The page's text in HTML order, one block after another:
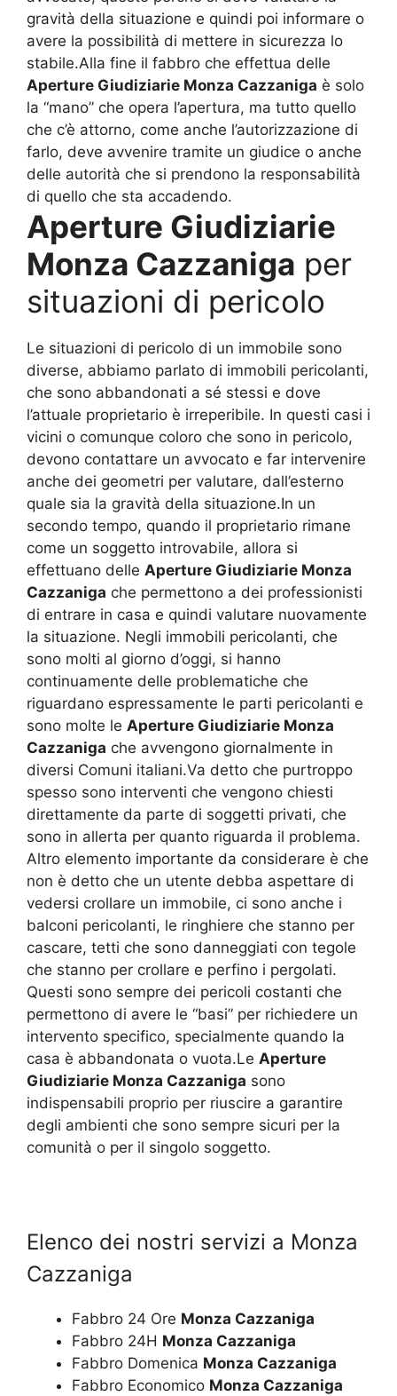
gravità della situazione e quindi poi informare o
avere la possibilità di mettere in sicurezza lo
stabile.Alla fine il fabbro che effettua delle
Aperture Giudiziarie Monza Cazzaniga è solo
la “mano” che opera l’apertura, ma tutto quello
che c’è attorno, come anche l’autorizzazione di
farlo, deve avvenire tramite un giudice o anche
delle autorità che si prendono la responsabilità
di quello che sta accadendo.
Aperture Giudiziarie
Monza Cazzaniga per
situazioni di pericolo
Le situazioni di pericolo di un immobile sono
diverse, abbiamo parlato di immobili pericolanti,
che sono abbandonati a sé stessi e dove
l’attuale proprietario è irreperibile. In questi casi i
vicini o comunque coloro che sono in pericolo,
devono contattare un avvocato e far intervenire
anche dei geometri per valutare, dall’esterno
quale sia la gravità della situazione.In un
secondo tempo, quando il proprietario rimane
come un soggetto introvabile, allora si
effettuano delle Aperture Giudiziarie Monza
Cazzaniga che permettono a dei professionisti
di entrare in casa e quindi valutare nuovamente
la situazione. Negli immobili pericolanti, che
sono molti al giorno d’oggi, si hanno
continuamente delle problematiche che
riguardano espressamente le parti pericolanti e
sono molte le Aperture Giudiziarie Monza
Cazzaniga che avvengono giornalmente in
diversi Comuni italiani.Va detto che purtroppo
spesso sono interventi che vengono chiesti
direttamente da parte di soggetti privati, che
sono in allerta per quanto riguarda il problema.
Altro elemento importante da considerare è che
non è detto che un utente debba aspettare di
vedersi crollare un immobile, ci sono anche i
balconi pericolanti, le ringhiere che stanno per
cascare, tetti che sono danneggiati con tegole
che stanno per crollare e perfino i pergolati.
Questi sono sempre dei pericoli costanti che
permettono di avere le “basi” per richiedere un
intervento specifico, specialmente quando la
casa è abbandonata o vuota.Le Aperture
Giudiziarie Monza Cazzaniga sono
indispensabili proprio per riuscire a garantire
degli ambienti che sono sempre sicuri per la
comunità o per il singolo soggetto.
Elenco dei nostri servizi a Monza
Cazzaniga
Fabbro 24 Ore Monza Cazzaniga
Fabbro 24H Monza Cazzaniga
Fabbro Domenica Monza Cazzaniga
Fabbro Economico Monza Cazzaniga